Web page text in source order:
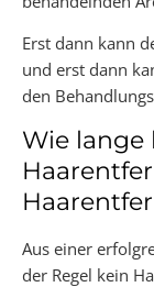
Erst dann kann
und erst dann
den
Wie lange
Aus einer
der Regel kein